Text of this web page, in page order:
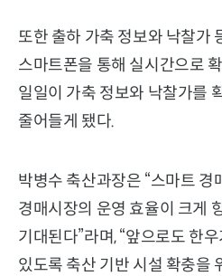
또한 출하 가축 정보와 낙찰가
스마트폰을 통해 실시간으로
일일이 가축 정보와 낙찰가를
줄어들게 됐다.
박병수 축산과장은 “스마트 경
경매시장의 운영 효율이 크게
기대된다”라며, “앞으로도 한
있도록 축산 기반 시설 확충을